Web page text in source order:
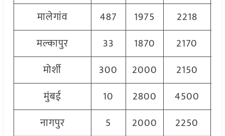
मालेगांव
487 1975 2218
मल्कापुर
33 1870 2170
मोर्शी
300 2000 2150
मुंबई
10 2800 4500
नागपुर
5 2000 2250